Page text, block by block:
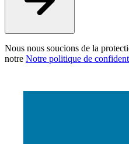
Nous nous soucions de la
notre Notre politique de